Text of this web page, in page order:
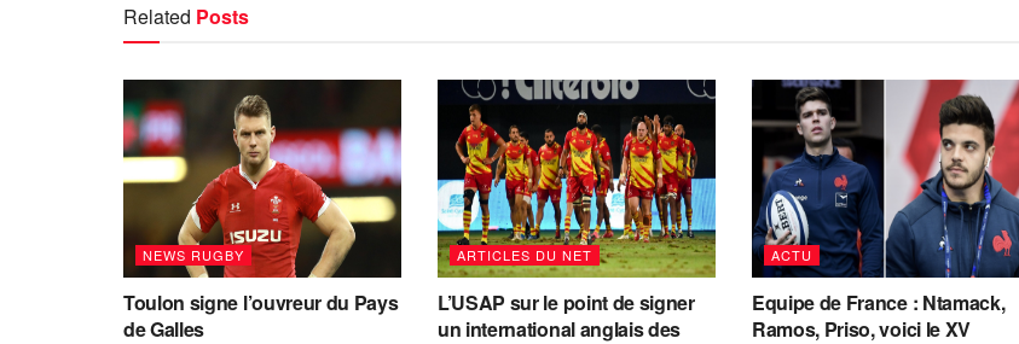
Related Posts
NEWS RUGBY
Toulon signe l’ouvreur du Pays
de Galles
ARTICLES DU NET
L’USAP sur le point de signer
un international anglais des
ACTU
Equipe de France : Ntamack,
Ramos, Priso, voici le XV